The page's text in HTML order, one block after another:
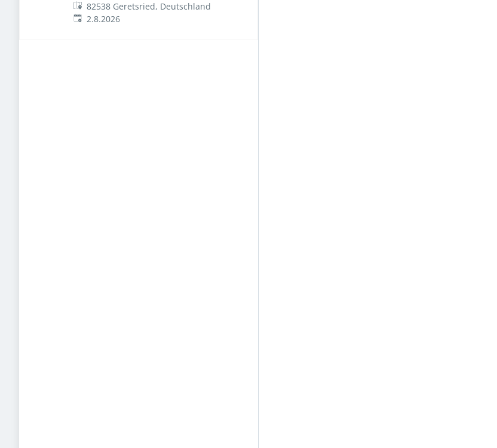
82538 Geretsried, Deutschland
Veröffentlicht
2.8.2026